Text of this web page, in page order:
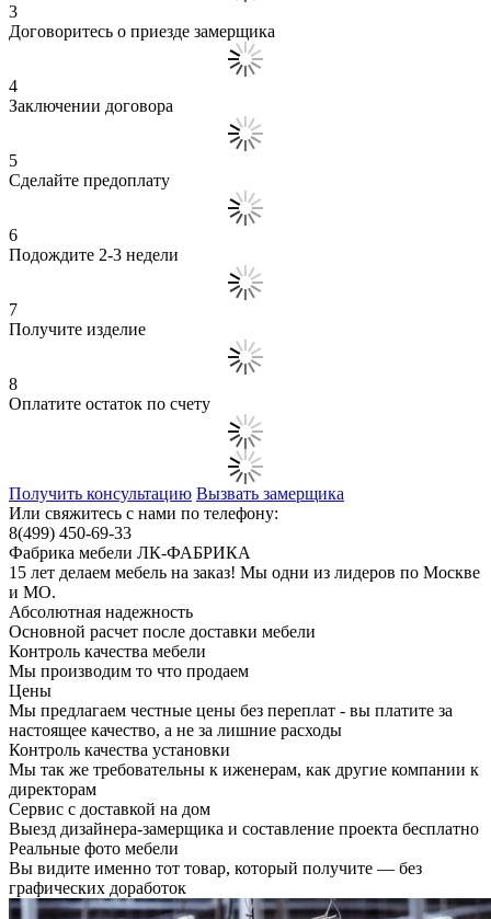
3
Договоритесь о приезде замерщика
4
Заключении договора
5
Сделайте предоплату
6
Подождите 2-3 недели
7
Получите изделие
8
Оплатите остаток по счету
Получить консультацию Вызвать замерщика
Или свяжитесь с нами по телефону:
8(499) 450-69-33
Фабрика мебели ЛК-ФАБРИКА
15 лет делаем мебель на заказ! Мы одни из лидеров по Москве
и МО.
Абсолютная надежность
Основной расчет после доставки мебели
Контроль качества мебели
Мы производим то что продаем
Цены
Мы предлагаем честные цены без переплат - вы платите за
настоящее качество, а не за лишние расходы
Контроль качества установки
Мы так же требовательны к иженерам, как другие компании к
директорам
Сервис с доставкой на дом
Выезд дизайнера-замерщика и составление проекта бесплатно
Реальные фото мебели
Вы видите именно тот товар, который получите — без
графических доработок